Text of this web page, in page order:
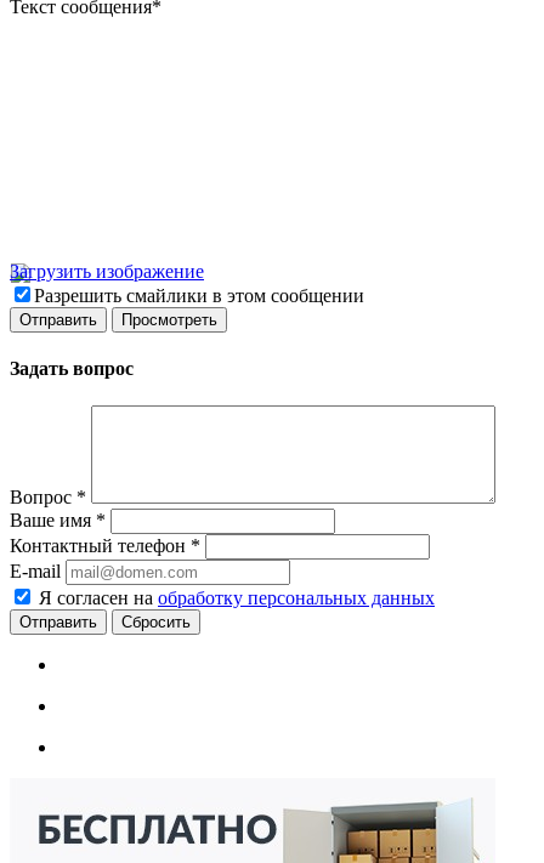
Текст сообщения*
Загрузить изображение
Разрешить смайлики в этом сообщении
Задать вопрос
Вопрос *
Ваше имя *
Контактный телефон *
E-mail
Я согласен на обработку персональных данных
Сбросить